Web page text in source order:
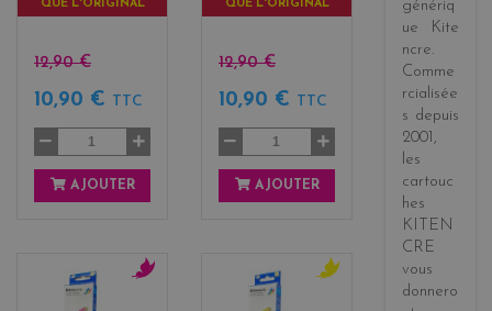
QUE L'ORIGINAL
12,90 €
10,90 € TTC
AJOUTER
QUE L'ORIGINAL
12,90 €
10,90 € TTC
AJOUTER
génériq
ue
Kite
ncre.
Comme
rcialisée
s depuis
2001 ,
les
cartouc
hes
KITEN
CRE
vous
donnero